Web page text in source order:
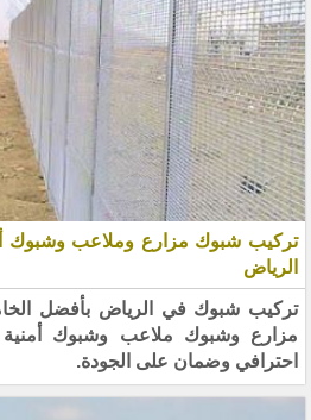
تركيب شبوك مزارع وملاعب وشبوك
الرياض
تركيب شبوك في الرياض بأفضل
مزارع وشبوك ملاعب وشبوك
احترافي وضمان على الجودة.